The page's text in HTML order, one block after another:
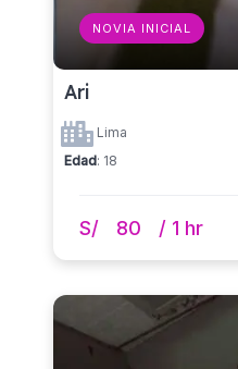
NOVIA INICIAL
Ari
Lima
Edad: 18
S/ 80 / 1 hr